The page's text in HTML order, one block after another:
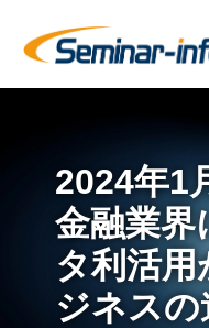
2024年1
金融業界
タ利活
ジネスの